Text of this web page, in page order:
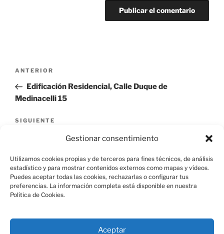
Gestionar consentimiento
Utilizamos cookies propias y de terceros para fines técnicos, de análisis
estadístico y para mostrar contenidos externos como mapas y vídeos.
Puedes aceptar todas las cookies, rechazarlas o configurar tus
preferencias. La información completa está disponible en nuestra
Política de Cookies.
Aceptar
Navegación
entradas
Entrada
anterior:
ANTERIOR
Edificación Residencial, Calle Duque de
Medinacelli 15
Siguiente
SIGUIENTE
Edificación Residencial, Calle Velazquez 5